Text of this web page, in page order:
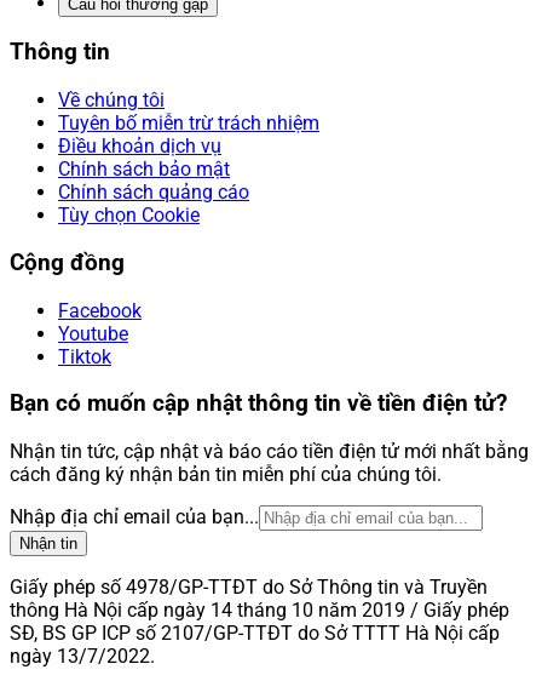
Câu hỏi thường gặp
Thông tin
Về chúng tôi
Tuyên bố miễn trừ trách nhiệm
Điều khoản dịch vụ
Chính sách bảo mật
Chính sách quảng cáo
Tùy chọn Cookie
Cộng đồng
Facebook
Youtube
Tiktok
Bạn có muốn cập nhật thông tin về tiền điện tử?
Nhận tin tức, cập nhật và báo cáo tiền điện tử mới nhất bằng
cách đăng ký nhận bản tin miễn phí của chúng tôi.
Nhập địa chỉ email của bạn...
Nhận tin
Giấy phép số 4978/GP-TTĐT do Sở Thông tin và Truyền
thông Hà Nội cấp ngày 14 tháng 10 năm 2019 / Giấy phép
SĐ, BS GP ICP số 2107/GP-TTĐT do Sở TTTT Hà Nội cấp
ngày 13/7/2022.